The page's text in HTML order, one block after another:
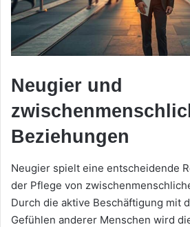
Neugier und
Beziehungen
Neugier spielt eine entscheidende
der Pflege von
Durch die aktive Beschäftigung mit
Gefühlen anderer Menschen wird